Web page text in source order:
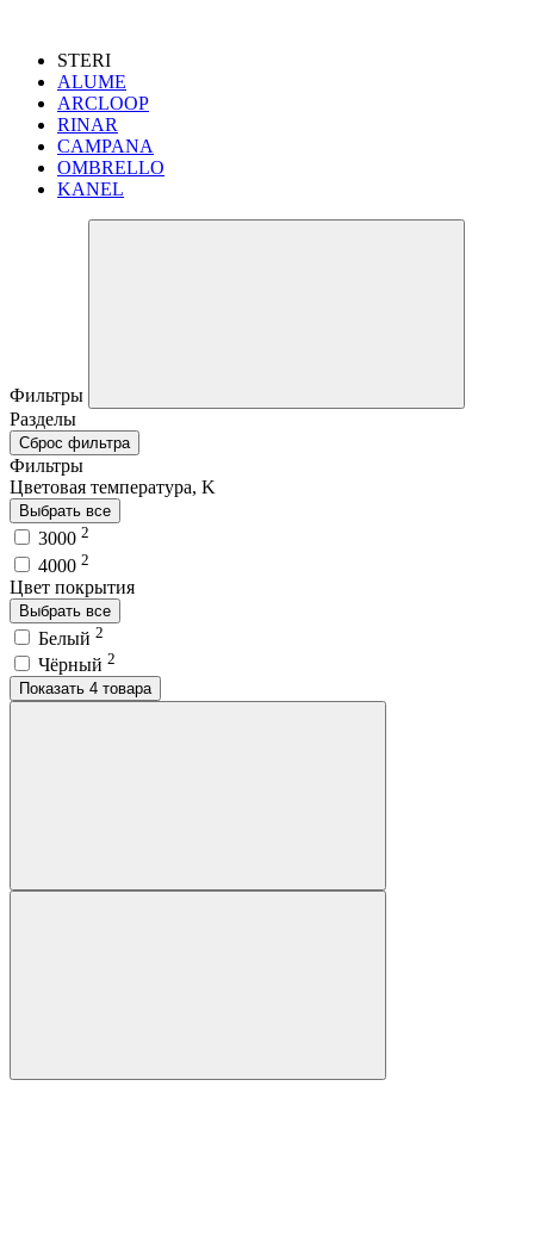
STERI
ALUME
ARCLOOP
RINAR
CAMPANA
OMBRELLO
KANEL
Фильтры
Разделы
Сброс фильтра
Фильтры
Цветовая температура, K
Выбрать все
3000 2
4000 2
Цвет покрытия
Выбрать все
Белый 2
Чёрный 2
Показать 4 товара